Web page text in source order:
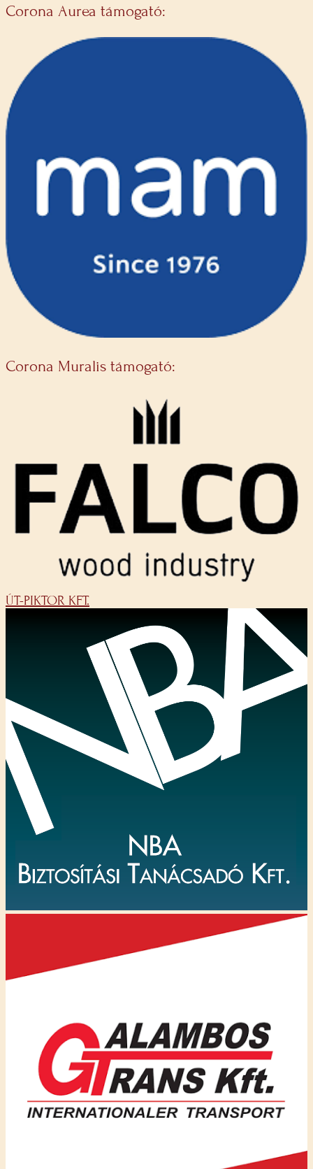
Corona Aurea támogató:
Corona Muralis támogató:
ÚT-PIKTOR KFT.